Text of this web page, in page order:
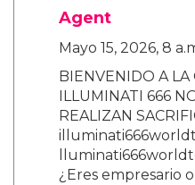
Agent
Mayo 15, 2026, 8
BIENVENIDO A
ILLUMINATI 666
REALIZAN
¿Eres empresario